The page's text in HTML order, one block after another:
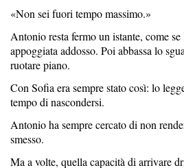
«Non sei fuori tempo massimo.»
Antonio resta fermo un istante, come
appoggiata addosso. Poi abbassa lo
ruotare piano.
Con Sofia era sempre stato così: lo
tempo di nascondersi.
Antonio ha sempre cercato di non
smesso.
Ma a volte, quella capacità di arrivare